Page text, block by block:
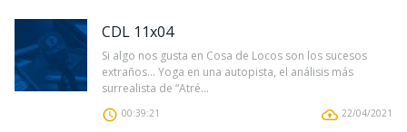
CDL 11x04
Si algo nos gusta en Cosa de Locos son los sucesos
extraños… Yoga en una autopista, el análisis más
surrealista de “Atré...
00:39:21 22/04/2021